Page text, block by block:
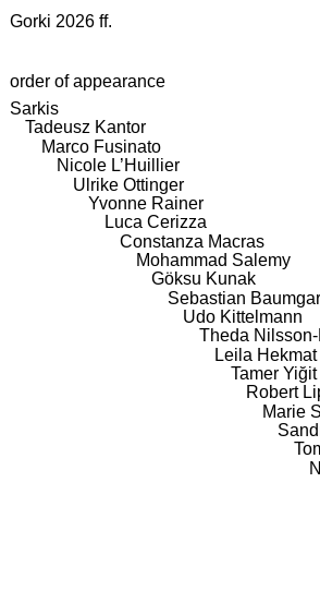
Gorki 2026 ff.
order of appearance
Sarkis
Tadeusz Kantor
Marco Fusinato
Nicole L’Huillier
Ulrike Ottinger
Yvonne Rainer
Luca Cerizza
Constanza Macras
Mohammad Salemy
Göksu Kunak
Sebastian
Udo Kittelmann
Theda
Leila Hekmat
Tamer Yiğit
Robert
Marie